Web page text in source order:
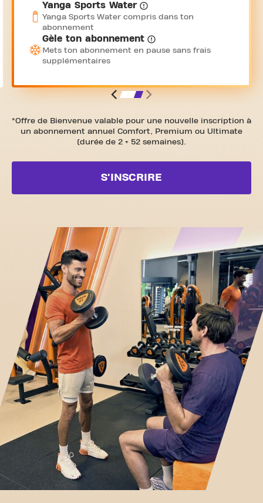
Yanga Sports Water
Yanga Sports Water compris dans ton
abonnement
Gèle ton abonnement
Mets ton abonnement en pause sans frais
supplémentaires
*Offre de Bienvenue valable pour une nouvelle inscription à
un abonnement annuel Comfort, Premium ou Ultimate
(durée de 2 + 52 semaines).
S'INSCRIRE